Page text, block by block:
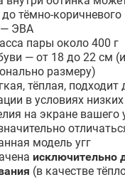
до тёмно-коричневого
ЭВА
пары около 400 г
— от 18 до 22 см
размеру)
тёплая, подходит
в условиях
на экране вашего
модель угг
исключительно
(в качестве